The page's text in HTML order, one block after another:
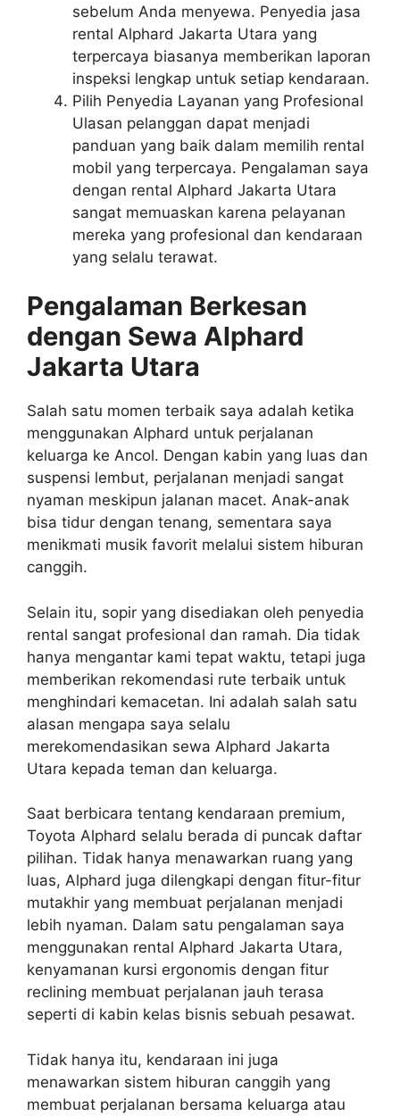
sebelum Anda menyewa. Penyedia jasa
rental Alphard Jakarta Utara yang
terpercaya biasanya memberikan laporan
inspeksi lengkap untuk setiap kendaraan.
Pilih Penyedia Layanan yang Profesional
Ulasan pelanggan dapat menjadi
panduan yang baik dalam memilih rental
mobil yang terpercaya. Pengalaman saya
dengan rental Alphard Jakarta Utara
sangat memuaskan karena pelayanan
mereka yang profesional dan kendaraan
yang selalu terawat.
Pengalaman Berkesan
dengan Sewa Alphard
Jakarta Utara
Salah satu momen terbaik saya adalah ketika
menggunakan Alphard untuk perjalanan
keluarga ke Ancol. Dengan kabin yang luas dan
suspensi lembut, perjalanan menjadi sangat
nyaman meskipun jalanan macet. Anak-anak
bisa tidur dengan tenang, sementara saya
menikmati musik favorit melalui sistem hiburan
canggih.
Selain itu, sopir yang disediakan oleh penyedia
rental sangat profesional dan ramah. Dia tidak
hanya mengantar kami tepat waktu, tetapi juga
memberikan rekomendasi rute terbaik untuk
menghindari kemacetan. Ini adalah salah satu
alasan mengapa saya selalu
merekomendasikan sewa Alphard Jakarta
Utara kepada teman dan keluarga.
Saat berbicara tentang kendaraan premium,
Toyota Alphard selalu berada di puncak daftar
pilihan. Tidak hanya menawarkan ruang yang
luas, Alphard juga dilengkapi dengan fitur-fitur
mutakhir yang membuat perjalanan menjadi
lebih nyaman. Dalam satu pengalaman saya
menggunakan rental Alphard Jakarta Utara,
kenyamanan kursi ergonomis dengan fitur
reclining membuat perjalanan jauh terasa
seperti di kabin kelas bisnis sebuah pesawat.
Tidak hanya itu, kendaraan ini juga
menawarkan sistem hiburan canggih yang
membuat perjalanan bersama keluarga atau